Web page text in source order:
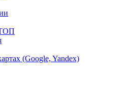
(Google, Yandex)